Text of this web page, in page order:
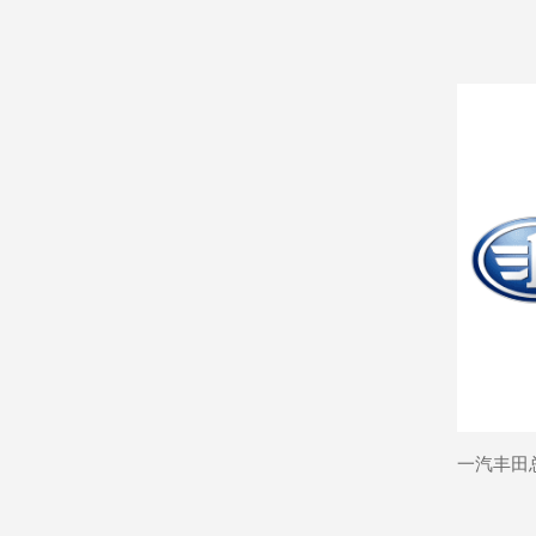
一汽丰田